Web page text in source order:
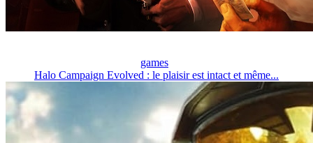
games
Halo Campaign Evolved : le plaisir est intact et même...